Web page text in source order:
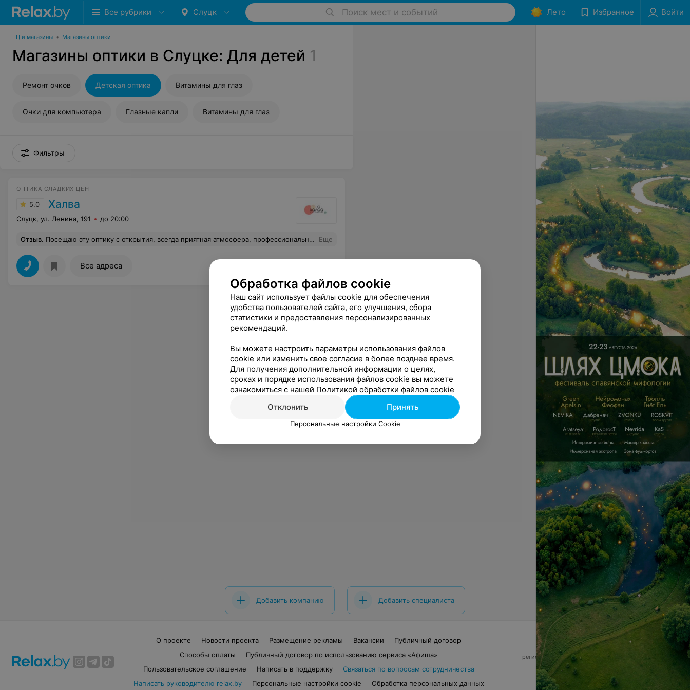
Все рубрики Слуцк Поиск мест и событий Лето Избранное Войти
ТЦ и магазины • Магазины оптики
Магазины оптики в Слуцке: Для детей 1
Ремонт очков Детская оптика Витамины для глаз
Очки для компьютера Глазные капли Витамины для глаз
Фильтры
ОПТИКА СЛАДКИХ ЦЕН
5.0 Халва
Слуцк, ул. Ленина, 191 до 20:00
Отзыв. Посещаю эту оптику с открытия, всегда приятная атмосфера, профессиональные консультанты. Еще
Все адреса
Добавить компанию Добавить специалиста
О проекте Новости проекта Размещение рекламы Вакансии
Публичный договор
Способы оплаты
Публичный договор по использованию сервиса «Афиша»
Пользовательское соглашение
Написать в поддержку
Связаться по вопросам сотрудничества
Написать руководителю relax.by
Персональные настройки cookie Обработка персональных данных
© 2026 ООО «Артокс Лаб», УНП 191700409,
регистрирующий орган - Минский горисполком
220012, Республика Беларусь, г. Минск,
улица Толбухина, 2, пом. 16 | info@relax.by
Обработка файлов cookie
Наш сайт использует файлы cookie для обеспечения
удобства пользователей сайта, его улучшения, сбора
статистики и предоставления персонализированных
рекомендаций.
Вы можете настроить параметры использования файлов
cookie или изменить свое согласие в более позднее время.
Для получения дополнительной информации о целях,
сроках и порядке использования файлов cookie вы можете
ознакомиться с нашей Политикой обработки файлов cookie
Отклонить
Принять
Персональные настройки Cookie